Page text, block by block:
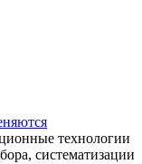
технологии
систематизации